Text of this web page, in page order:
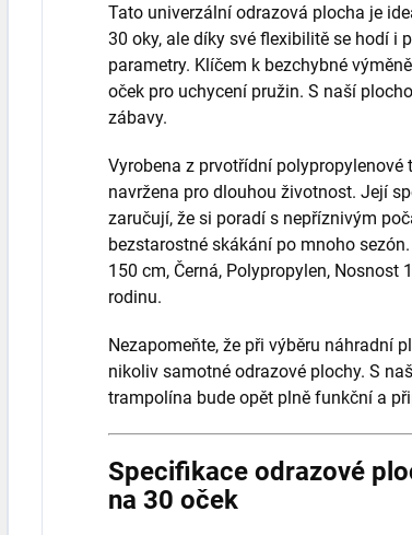
Tato univerzální odrazová plocha je
30 oky, ale díky své flexibilitě se hodí i
parametry. Klíčem k bezchybné
oček pro uchycení pružin. S naší
zábavy.
Vyrobena z prvotřídní polypropylenové
navržena pro dlouhou životnost. Její
zaručují, že si poradí s nepříznivým
bezstarostné skákání po mnoho
150 cm, Černá, Polypropylen,
rodinu.
Nezapomeňte, že při výběru náhradní
nikoliv samotné odrazové plochy. S
trampolína bude opět plně funkční a
Specifikace odrazové
na 30 oček